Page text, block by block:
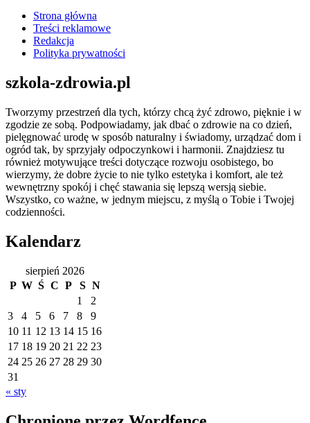
Strona główna
Treści reklamowe
Redakcja
Polityka prywatności
szkola-zdrowia.pl
Tworzymy przestrzeń dla tych, którzy chcą żyć zdrowo, pięknie i w
zgodzie ze sobą. Podpowiadamy, jak dbać o zdrowie na co dzień,
pielęgnować urodę w sposób naturalny i świadomy, urządzać dom i
ogród tak, by sprzyjały odpoczynkowi i harmonii. Znajdziesz tu
również motywujące treści dotyczące rozwoju osobistego, bo
wierzymy, że dobre życie to nie tylko estetyka i komfort, ale też
wewnętrzny spokój i chęć stawania się lepszą wersją siebie.
Wszystko, co ważne, w jednym miejscu, z myślą o Tobie i Twojej
codzienności.
Kalendarz
sierpień 2026
P W Ś C P S N
1
2
3
4 5 6 7 8
9
10 11 12 13 14 15 16
17 18 19 20 21 22 23
24 25 26 27 28 29 30
31
« sty